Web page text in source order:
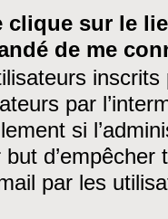
clique sur le
de me
par
si
par les